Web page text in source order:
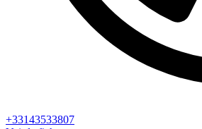
+33143533807